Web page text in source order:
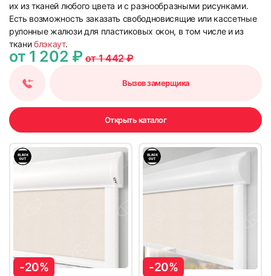
15 16
17 18
их из тканей любого цвета и с разнообразными рисунками.
Есть возможность заказать свободновисящие или кассетные
рулонные жалюзи для пластиковых окон, в том числе и из
тканиблэкаут.
от 1 202 ₽от 1 442 ₽
Вызов замерщика
Открыть каталог
-20% -20%